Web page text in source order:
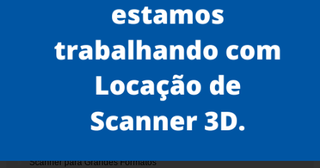
Scanner de Livros
Scanner para Grandes Formatos